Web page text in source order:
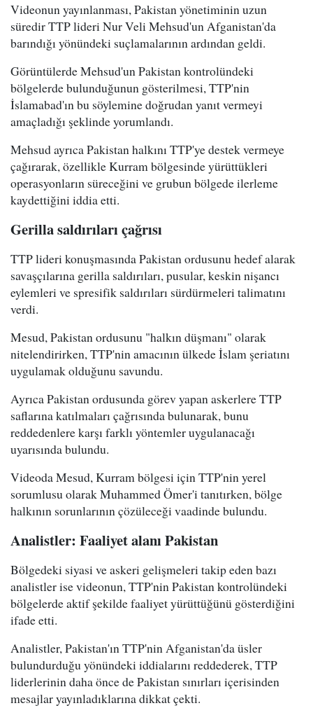
Videonun yayınlanması, Pakistan yönetiminin uzun
süredir TTP lideri Nur Veli Mehsud'un Afganistan'da
barındığı yönündeki suçlamalarının ardından geldi.
Görüntülerde Mehsud'un Pakistan kontrolündeki
bölgelerde bulunduğunun gösterilmesi, TTP'nin
İslamabad'ın bu söylemine doğrudan yanıt vermeyi
amaçladığı şeklinde yorumlandı.
Mehsud ayrıca Pakistan halkını TTP'ye destek vermeye
çağırarak, özellikle Kurram bölgesinde yürüttükleri
operasyonların süreceğini ve grubun bölgede ilerleme
kaydettiğini iddia etti.
Gerilla saldırıları çağrısı
TTP lideri konuşmasında Pakistan ordusunu hedef alarak
savaşçılarına gerilla saldırıları, pusular, keskin nişancı
eylemleri ve spresifik saldırıları sürdürmeleri talimatını
verdi.
Mesud, Pakistan ordusunu "halkın düşmanı" olarak
nitelendirirken, TTP'nin amacının ülkede İslam şeriatını
uygulamak olduğunu savundu.
Ayrıca Pakistan ordusunda görev yapan askerlere TTP
saflarına katılmaları çağrısında bulunarak, bunu
reddedenlere karşı farklı yöntemler uygulanacağı
uyarısında bulundu.
Videoda Mesud, Kurram bölgesi için TTP'nin yerel
sorumlusu olarak Muhammed Ömer'i tanıtırken, bölge
halkının sorunlarının çözüleceği vaadinde bulundu.
Analistler: Faaliyet alanı Pakistan
Bölgedeki siyasi ve askeri gelişmeleri takip eden bazı
analistler ise videonun, TTP'nin Pakistan kontrolündeki
bölgelerde aktif şekilde faaliyet yürüttüğünü gösterdiğini
ifade etti.
Analistler, Pakistan'ın TTP'nin Afganistan'da üsler
bulundurduğu yönündeki iddialarını reddederek, TTP
liderlerinin daha önce de Pakistan sınırları içerisinden
mesajlar yayınladıklarına dikkat çekti.